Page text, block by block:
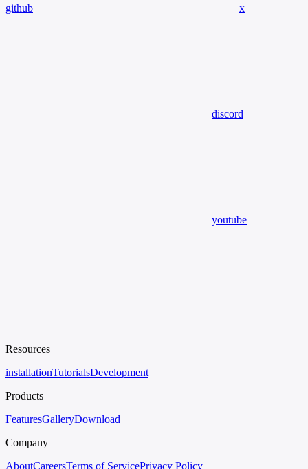
github x
discord
youtube
Resources
installationTutorialsDevelopment
Products
FeaturesGalleryDownload
Company
AboutCareersTerms of ServicePrivacy Policy